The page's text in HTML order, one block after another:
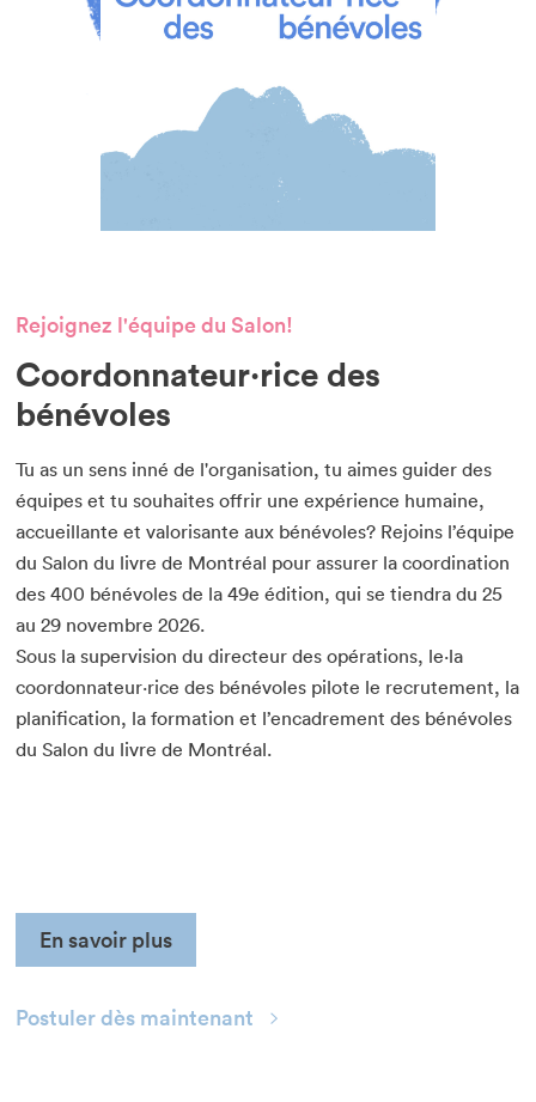
Rejoignez l'équipe du Salon!
Coordonnateur·rice des
bénévoles
Tu as un sens inné de l'organisation, tu aimes guider des
équipes et tu souhaites offrir une expérience humaine,
accueillante et valorisante aux bénévoles? Rejoins l’équipe
du Salon du livre de Montréal pour assurer la coordination
des 400 bénévoles de la 49e édition, qui se tiendra du 25
au 29 novembre 2026.
Sous la supervision du directeur des opérations, le·la
coordonnateur·rice des bénévoles pilote le recrutement, la
planification, la formation et l’encadrement des bénévoles
du Salon du livre de Montréal.
En savoir plus
Postuler dès maintenant